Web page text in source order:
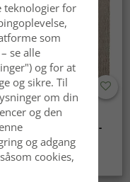
til
udendørs brug -
teknologier for
som
– se alle
og for at
og sikre. Til
om din
og den
og adgang
cookies,